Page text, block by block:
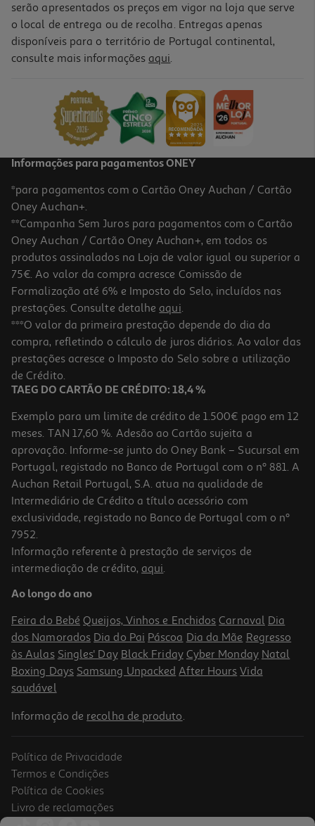
Jogo Ps4 Harry Potter Quidditch Champions Deluxe Edition
19,89 €
Jogo Ps4 Gta V Edição Completa
24.89 €/un
24,89 €
Jogo Ps4 Lego City Undercover
19.89 €/un
19,89 €
serão apresentados os preços em vigor na loja que serve
o local de entrega ou de recolha. Entregas apenas
disponíveis para o território de Portugal continental,
consulte mais informações aqui.
Informações para pagamentos ONEY
*para pagamentos com o Cartão Oney Auchan / Cartão
Oney Auchan+.
**Campanha Sem Juros para pagamentos com o Cartão
Oney Auchan / Cartão Oney Auchan+, em todos os
produtos assinalados na Loja de valor igual ou superior a
75€. Ao valor da compra acresce Comissão de
Formalização até 6% e Imposto do Selo, incluídos nas
prestações. Consulte detalhe aqui.
***O valor da primeira prestação depende do dia da
compra, refletindo o cálculo de juros diários. Ao valor das
prestações acresce o Imposto do Selo sobre a utilização
de Crédito.
TAEG DO CARTÃO DE CRÉDITO: 18,4 %
Exemplo para um limite de crédito de 1.500€ pago em 12
meses. TAN 17,60 %. Adesão ao Cartão sujeita a
aprovação. Informe-se junto do Oney Bank – Sucursal em
Portugal, registado no Banco de Portugal com o nº 881. A
Auchan Retail Portugal, S.A. atua na qualidade de
Intermediário de Crédito a título acessório com
exclusividade, registado no Banco de Portugal com o nº
7952.
Informação referente à prestação de serviços de
intermediação de crédito, aqui.
Ao longo do ano
Feira do Bebé Queijos, Vinhos e Enchidos Carnaval Dia
dos Namorados Dia do Pai Páscoa Dia da Mãe Regresso
às Aulas Singles' Day Black Friday Cyber Monday Natal
Boxing Days Samsung Unpacked After Hours Vida
saudável
Informação de recolha de produto.
Política de Privacidade
Termos e Condições
Política de Cookies
Livro de reclamações